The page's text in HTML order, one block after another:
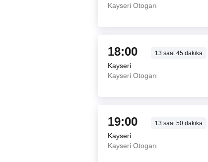
Kayseri Otogarı
18:00 13 saat45 dakika
Kayseri
Kayseri Otogarı
19:00 13 saat50 dakika
Kayseri
Kayseri Otogarı